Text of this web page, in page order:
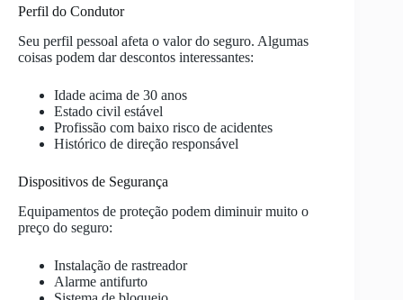
Perfil do Condutor
Seu perfil pessoal afeta o valor do seguro. Algumas
coisas podem dar descontos interessantes:
Idade acima de 30 anos
Estado civil estável
Profissão com baixo risco de acidentes
Histórico de direção responsável
Dispositivos de Segurança
Equipamentos de proteção podem diminuir muito o
preço do seguro:
Instalação de rastreador
Alarme antifurto